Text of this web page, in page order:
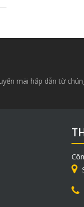
mãi hấp dẫn từ